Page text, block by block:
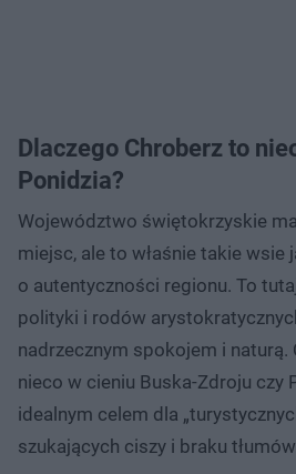
Dlaczego Chroberz to
Ponidzia?
Województwo świętokrzyskie
miejsc, ale to właśnie takie wsie
o autentyczności regionu. To
polityki i rodów
nadrzecznym spokojem i naturą.
nieco w cieniu Buska-Zdroju czy
idealnym celem dla
szukających ciszy i braku